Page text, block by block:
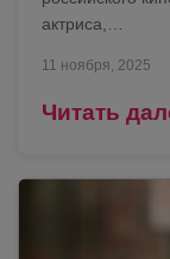
актриса,…
11 ноября, 2025
Читать